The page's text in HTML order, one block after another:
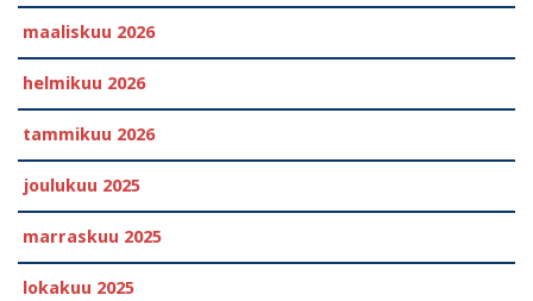
maaliskuu 2026
helmikuu 2026
tammikuu 2026
joulukuu 2025
marraskuu 2025
lokakuu 2025